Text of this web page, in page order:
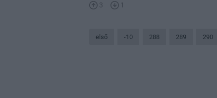
3 1
első -10 288 289 290